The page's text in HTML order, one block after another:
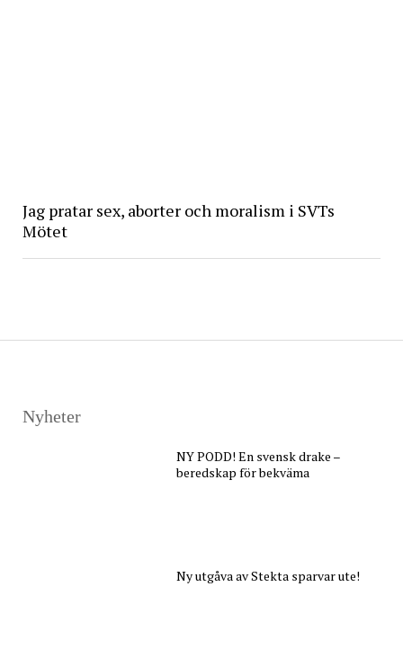
Jag pratar sex, aborter och moralism i SVTs
Mötet
Nyheter
NY PODD! En svensk drake –
beredskap för bekväma
Ny utgåva av Stekta sparvar ute!